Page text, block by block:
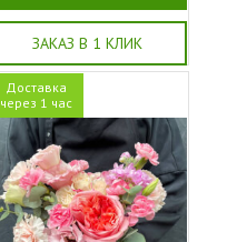
ЗАКАЗ В 1 КЛИК
Доставка
через 1 час